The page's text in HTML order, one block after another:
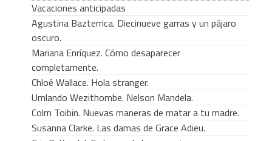
Vacaciones anticipadas
Agustina Bazterrica. Diecinueve garras y un pájaro
oscuro.
Mariana Enríquez. Cómo desaparecer
completamente.
Chloé Wallace. Hola stranger.
Umlando Wezithombe. Nelson Mandela.
Colm Toibin. Nuevas maneras de matar a tu madre.
Susanna Clarke. Las damas de Grace Adieu.